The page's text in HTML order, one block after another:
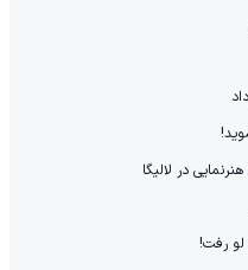
در لالیگا
لو رفت!